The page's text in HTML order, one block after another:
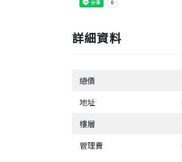
詳細資料
總價
地址
樓層
管理費